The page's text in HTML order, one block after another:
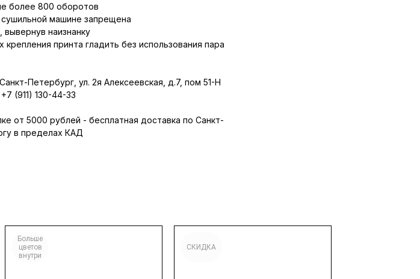
более 800 оборотов
машине запрещена
вывернув наизнанку
крепления принта гладить без использования пара
Петербург, ул. 2я Алексеевская, д.7, пом 51-Н
(911) 130-44-33
от 5000 рублей - бесплатная доставка по Санкт-
в пределах КАД
Больше
цветов
внутри
СКИДКА